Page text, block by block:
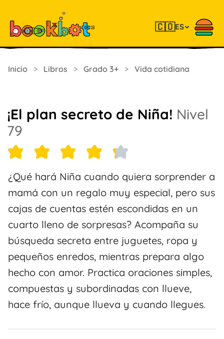
🇨🇴ES
Inicio > Libros > Grado 3+ > Vida cotidiana
¡El plan secreto de Niña! Nivel
79
¿Qué hará Niña cuando quiera sorprender a
mamá con un regalo muy especial, pero sus
cajas de cuentas estén escondidas en un
cuarto lleno de sorpresas? Acompaña su
búsqueda secreta entre juguetes, ropa y
pequeños enredos, mientras prepara algo
hecho con amor. Practica oraciones simples,
compuestas y subordinadas con llueve,
hace frío, aunque llueva y cuando llegues.